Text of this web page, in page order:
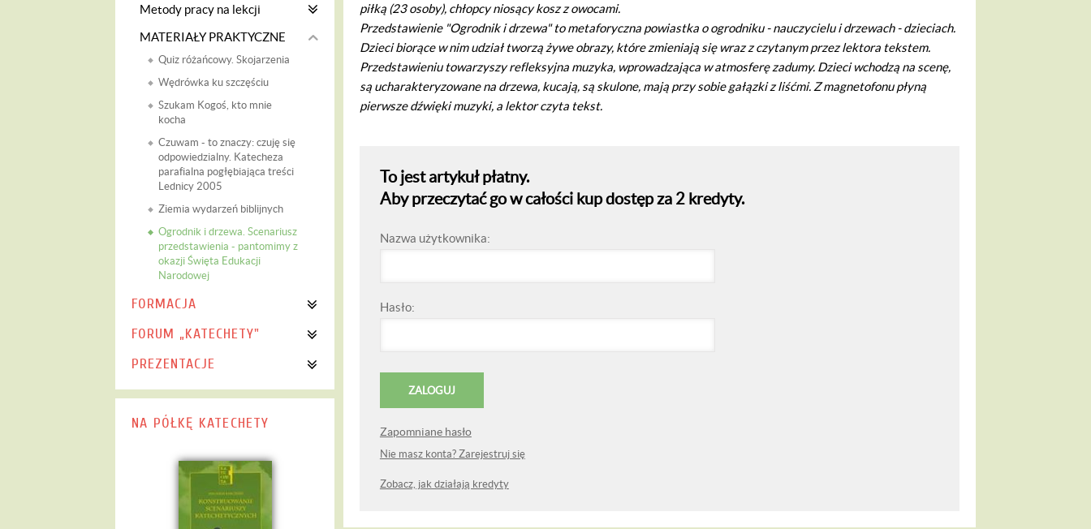
Metody pracy na lekcji
MATERIAŁY PRAKTYCZNE
Quiz różańcowy. Skojarzenia
Wędrówka ku szczęściu
Szukam Kogoś, kto mnie
kocha
Czuwam - to znaczy: czuję się
odpowiedzialny. Katecheza
parafialna pogłębiająca treści
Lednicy 2005
Ziemia wydarzeń biblijnych
Ogrodnik i drzewa. Scenariusz
przedstawienia - pantomimy z
okazji Święta Edukacji
Narodowej
FORMACJA
FORUM „KATECHETY"
PREZENTACJE
NA PÓŁKĘ KATECHETY
piłką (23 osoby), chłopcy niosący kosz z owocami.
Przedstawienie "Ogrodnik i drzewa" to metaforyczna powiastka o ogrodniku - nauczycielu i drzewach - dzieciach.
Dzieci biorące w nim udział tworzą żywe obrazy, które zmieniają się wraz z czytanym przez lektora tekstem.
Przedstawieniu towarzyszy refleksyjna muzyka, wprowadzająca w atmosferę zadumy. Dzieci wchodzą na scenę,
są ucharakteryzowane na drzewa, kucają, są skulone, mają przy sobie gałązki z liśćmi. Z magnetofonu płyną
pierwsze dźwięki muzyki, a lektor czyta tekst.
To jest artykuł płatny.
Aby przeczytać go w całości kup dostęp za 2 kredyty.
Nazwa użytkownika:
Hasło:
Zapomniane hasło
Nie masz konta? Zarejestruj się
Zobacz, jak działają kredyty